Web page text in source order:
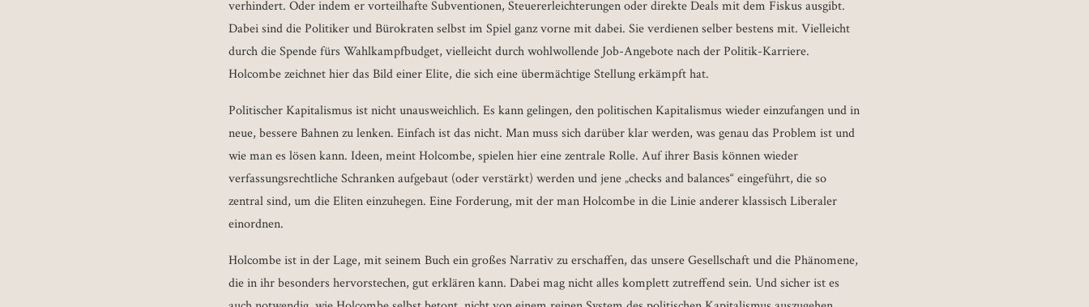
verhindert. Oder indem er vorteilhafte Subventionen, Steuererleichterungen oder direkte Deals mit dem Fiskus ausgibt.
Dabei sind die Politiker und Bürokraten selbst im Spiel ganz vorne mit dabei. Sie verdienen selber bestens mit. Vielleicht
durch die Spende fürs Wahlkampfbudget, vielleicht durch wohlwollende Job-Angebote nach der Politik-Karriere.
Holcombe zeichnet hier das Bild einer Elite, die sich eine übermächtige Stellung erkämpft hat.
Politischer Kapitalismus ist nicht unausweichlich. Es kann gelingen, den politischen Kapitalismus wieder einzufangen und in
neue, bessere Bahnen zu lenken. Einfach ist das nicht. Man muss sich darüber klar werden, was genau das Problem ist und
wie man es lösen kann. Ideen, meint Holcombe, spielen hier eine zentrale Rolle. Auf ihrer Basis können wieder
verfassungsrechtliche Schranken aufgebaut (oder verstärkt) werden und jene „checks and balances“ eingeführt, die so
zentral sind, um die Eliten einzuhegen. Eine Forderung, mit der man Holcombe in die Linie anderer klassisch Liberaler
einordnen.
Holcombe ist in der Lage, mit seinem Buch ein großes Narrativ zu erschaffen, das unsere Gesellschaft und die Phänomene,
die in ihr besonders hervorstechen, gut erklären kann. Dabei mag nicht alles komplett zutreffend sein. Und sicher ist es